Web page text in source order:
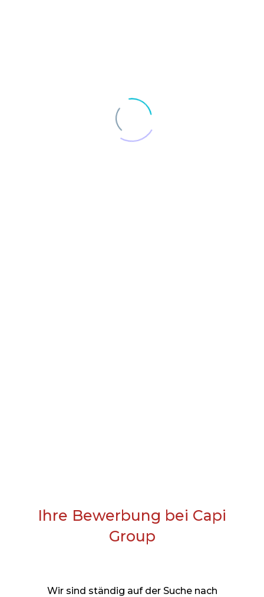
Ihre Bewerbung bei Capi
Group
Wir sind ständig auf der Suche nach